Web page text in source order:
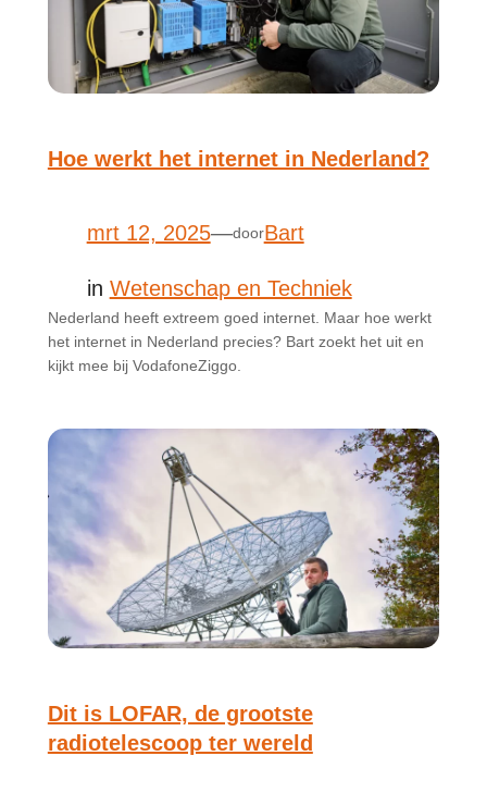
Hoe werkt het internet in Nederland?
mrt 12, 2025—doorBart
in Wetenschap en Techniek
Nederland heeft extreem goed internet. Maar hoe werkt
het internet in Nederland precies? Bart zoekt het uit en
kijkt mee bij VodafoneZiggo.
Dit is LOFAR, de grootste
radiotelescoop ter wereld